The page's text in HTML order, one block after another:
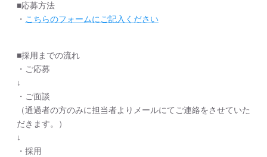
■応募方法
・ こちらのフォームにご記入ください
■採用までの流れ
・ご応募
↓
・ご面談
（通過者の方のみに担当者よりメールにてご連絡をさせていた
だきます。）
↓
・採用